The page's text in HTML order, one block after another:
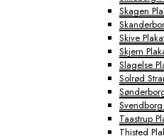
Skagen
Skive
Skjern
Slagelse
Solrød
Taastrup
Thisted